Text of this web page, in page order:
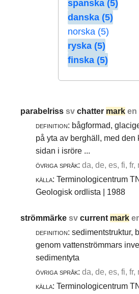
spanska (5)
danska (5)
norska (5)
ryska (5)
finska (5)
parabelrisssvchatter mark en
definition: bågformad,
på yta av berghäll, med den
sidan i isröre ...
övriga språk: da, de, es, fi, fr,
källa: Terminologicentrum
Geologisk ordlista | 1988
strömmärkesvcurrent mark
definition: sedimentstruktur,
genom vattenströmmars
sedimentyta
övriga språk: da, de, es, fi, fr,
källa: Terminologicentrum